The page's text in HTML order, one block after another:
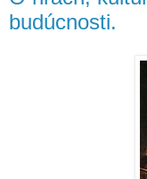
budúcnosti.